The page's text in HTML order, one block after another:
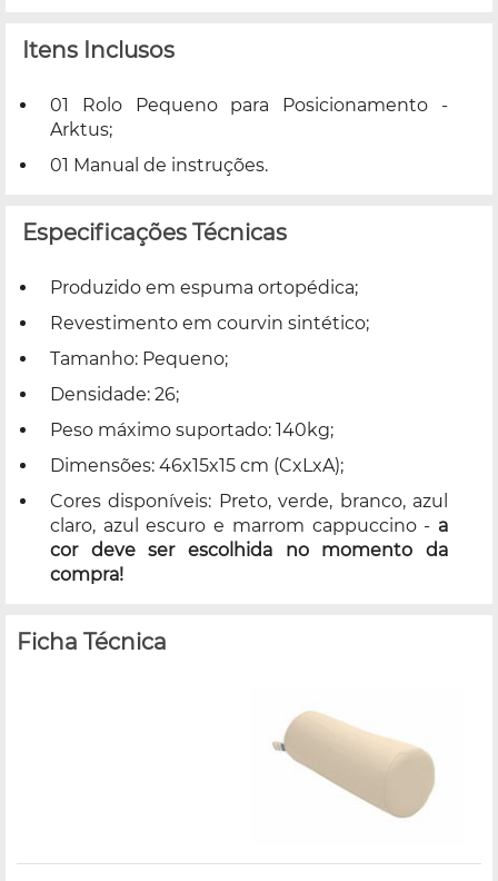
Itens Inclusos
01 Rolo Pequeno para Posicionamento -
Arktus;
01 Manual de instruções.
Especificações Técnicas
Produzido em espuma ortopédica;
Revestimento em courvin sintético;
Tamanho: Pequeno;
Densidade: 26;
Peso máximo suportado: 140kg;
Dimensões: 46x15x15 cm (CxLxA);
Cores disponíveis: Preto, verde, branco, azul
claro, azul escuro e marrom cappuccino - a
cor deve ser escolhida no momento da
compra!
Ficha Técnica